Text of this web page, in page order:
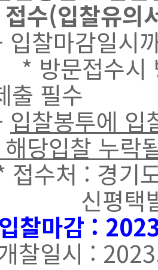
수(입찰유의
찰마감일시
문접수시 방
출 필수
입찰봉투에 입
당입찰 누락
수처 : 경기도
택발전(
찰마감 : 2
찰일시 :